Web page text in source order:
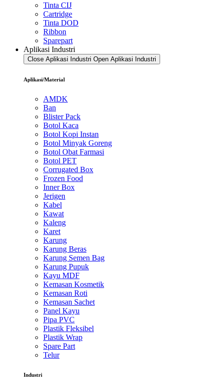
Tinta CIJ
Cartridge
Tinta DOD
Ribbon
Sparepart
Aplikasi Industri
Close Aplikasi Industri Open Aplikasi Industri
Aplikasi/Material
AMDK
Ban
Blister Pack
Botol Kaca
Botol Kopi Instan
Botol Minyak Goreng
Botol Obat Farmasi
Botol PET
Corrugated Box
Frozen Food
Inner Box
Jerigen
Kabel
Kawat
Kaleng
Karet
Karung
Karung Beras
Karung Semen Bag
Karung Pupuk
Kayu MDF
Kemasan Kosmetik
Kemasan Roti
Kemasan Sachet
Panel Kayu
Pipa PVC
Plastik Fleksibel
Plastik Wrap
Spare Part
Telur
Industri